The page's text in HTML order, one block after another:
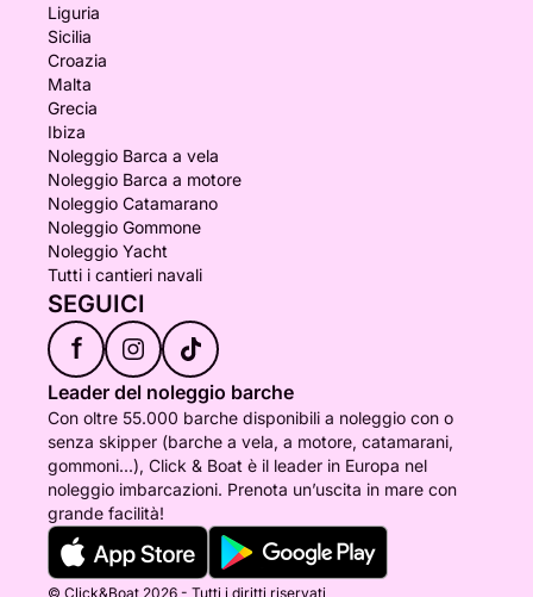
Liguria
Sicilia
Croazia
Malta
Grecia
Ibiza
Noleggio Barca a vela
Noleggio Barca a motore
Noleggio Catamarano
Noleggio Gommone
Noleggio Yacht
Tutti i cantieri navali
SEGUICI
f
Leader del noleggio barche
Con oltre 55.000 barche disponibili a noleggio con o
senza skipper (barche a vela, a motore, catamarani,
gommoni...), Click & Boat è il leader in Europa nel
noleggio imbarcazioni. Prenota un’uscita in mare con
grande facilità!
© Click&Boat 2026 - Tutti i diritti riservati